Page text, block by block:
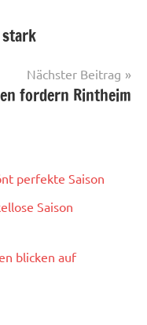
Nächster Beitrag
fordern Rintheim
perfekte Saison
Saison
blicken auf